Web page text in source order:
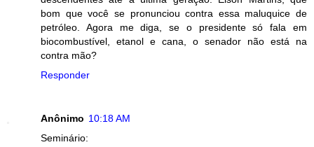
bom que você se pronunciou contra essa maluquice de
petróleo. Agora me diga, se o presidente só fala em
biocombustível, etanol e cana, o senador não está na
contra mão?
Responder
Anônimo 10:18 AM
Seminário: